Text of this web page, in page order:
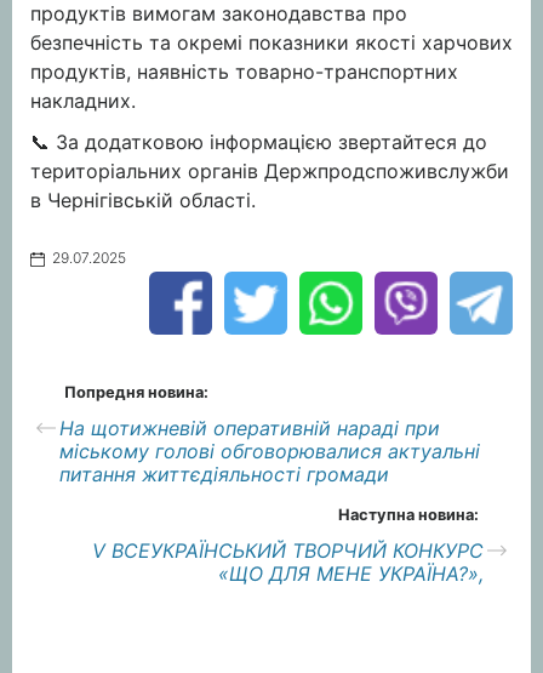
продуктів вимогам законодавства про
безпечність та окремі показники якості харчових
продуктів, наявність товарно-транспортних
накладних.
📞 За додатковою інформацією звертайтеся до
територіальних органів Держпродспоживслужби
в Чернігівській області.
29.07.2025
Попредня новина:
На щотижневій оперативній нараді при
міському голові обговорювалися актуальні
питання життєдіяльності громади
Наступна новина:
V ВСЕУКРАЇНСЬКИЙ ТВОРЧИЙ КОНКУРС
«ЩО ДЛЯ МЕНЕ УКРАЇНА?»,